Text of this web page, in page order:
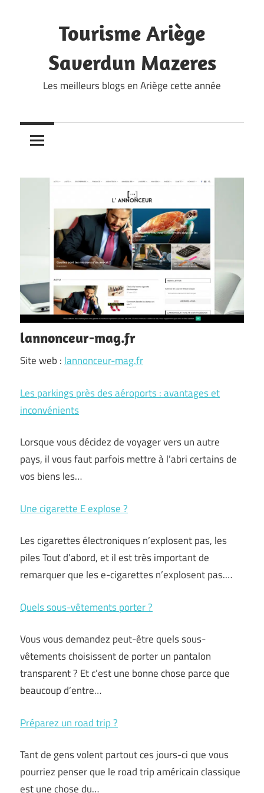
Tourisme Ariège
Saverdun Mazeres
Les meilleurs blogs en Ariège cette année
lannonceur-mag.fr
Site web : lannonceur-mag.fr
Les parkings près des aéroports : avantages et
inconvénients
Lorsque vous décidez de voyager vers un autre
pays, il vous faut parfois mettre à l’abri certains de
vos biens les…
Une cigarette E explose ?
Les cigarettes électroniques n’explosent pas, les
piles Tout d’abord, et il est très important de
remarquer que les e-cigarettes n’explosent pas.…
Quels sous-vêtements porter ?
Vous vous demandez peut-être quels sous-
vêtements choisissent de porter un pantalon
transparent ? Et c’est une bonne chose parce que
beaucoup d’entre…
Préparez un road trip ?
Tant de gens volent partout ces jours-ci que vous
pourriez penser que le road trip américain classique
est une chose du…